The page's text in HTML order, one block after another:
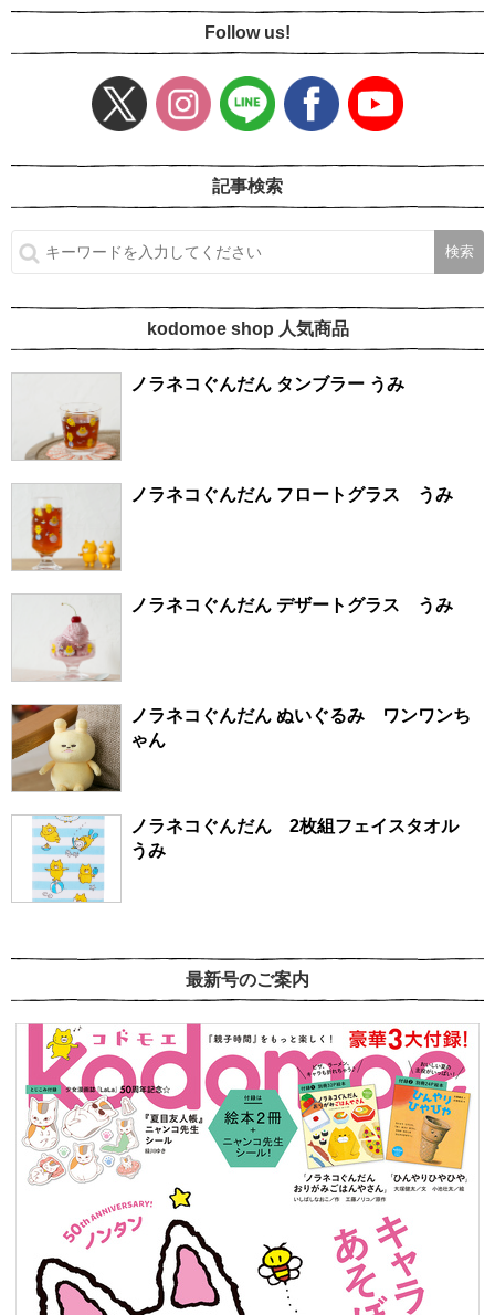
Follow us!
記事検索
kodomoe shop 人気商品
ノラネコぐんだん タンブラー うみ
ノラネコぐんだん フロートグラス うみ
ノラネコぐんだん デザートグラス うみ
ノラネコぐんだん ぬいぐるみ ワンワンち
ゃん
ノラネコぐんだん 2枚組フェイスタオル
うみ
最新号のご案内